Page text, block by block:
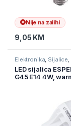
Nije na zalihi
9,05 KM
Elektronika, Sijalice,
LED sijalica
G45 E14 4W,